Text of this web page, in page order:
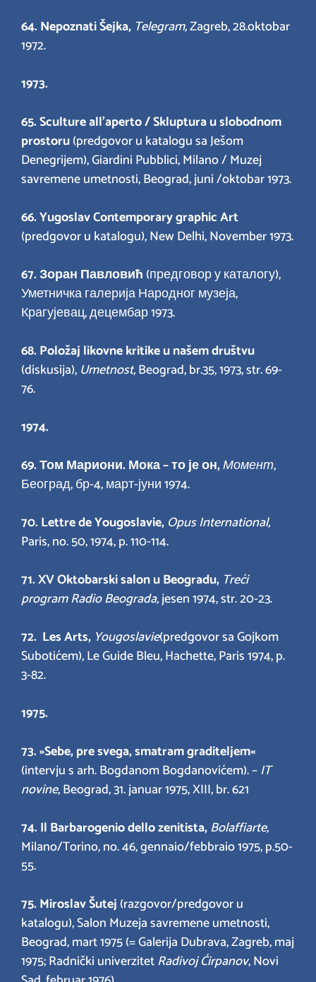
64. Nepoznati Šejka, Telegram,Zagreb, 28.oktobar
1972.
1973.
65. Sculture all’aperto / Skluptura u slobodnom
prostoru(predgovor u katalogu sa Ješom
Denegrijem), Giardini Pubblici, Milano / Muzej
savremene umetnosti, Beograd, juni /oktobar 1973.
66. Yugoslav Contemporary graphic Art
(predgovor u katalogu), New Delhi, November 1973.
67.Зоран Павловић (предговор у каталогу),
Уметничка галерија Народног музеја,
Крагујевац, децембар 1973.
68. Položaj likovne kritike u našem društvu
(diskusija), Umetnost,Beograd, br.35, 1973, str. 69-
76.
1974.
69.Том Мариони. Мока – то је он,Момент,
Београд, бр-4, март-јуни 1974.
70. Lettre de Yougoslavie, Opus International,
Paris, no. 50, 1974, p. 110-114.
71. XV Oktobarski salon u Beogradu, Treći
program Radio Beograda,jesen 1974, str. 20-23.
72. Les Arts, Yougoslavie(predgovor sa Gojkom
Subotićem), Le Guide Bleu, Hachette, Paris 1974, p.
3-82.
1975.
73. »Sebe, pre svega, smatram graditeljem«
(intervju s arh. Bogdanom Bogdanovićem). –IT
novine, Beograd, 31. januar 1975, XIII, br. 621
74. Il Barbarogenio dello zenitista,Bolaffiarte,
Milano/Torino, no. 46, gennaio/febbraio 1975, p.50-
55.
75. Miroslav Šutej (razgovor/predgovor u
katalogu), Salon Muzeja savremene umetnosti,
Beograd, mart 1975 (= Galerija Dubrava, Zagreb, maj
1975; Radnički univerzitetRadivoj Ćirpanov, Novi